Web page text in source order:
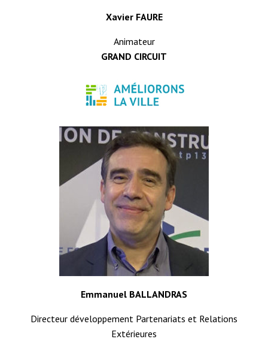
Xavier FAURE
Animateur
GRAND CIRCUIT
Emmanuel BALLANDRAS
Directeur développement Partenariats et Relations
Extérieures